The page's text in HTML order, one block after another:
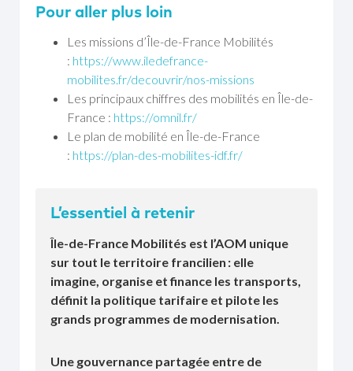
Pour aller plus loin
Les missions d’Île-de-France Mobilités
: https://www.iledefrance-
mobilites.fr/decouvrir/nos-missions
Les principaux chiffres des mobilités en Île-de-
France : https://omnil.fr/
Le plan de mobilité en Île-de-France
: https://plan-des-mobilites-idf.fr/
L’essentiel à retenir
Île-de-France Mobilités est l’AOM unique
sur tout le territoire francilien : elle
imagine, organise et finance les transports,
définit la politique tarifaire et pilote les
grands programmes de modernisation.
Une gouvernance partagée entre de